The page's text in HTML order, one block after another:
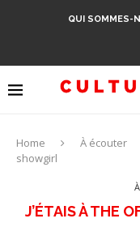
QUI SOMMES-
Home À écouter
showgirl
J’ÉTAIS À THE